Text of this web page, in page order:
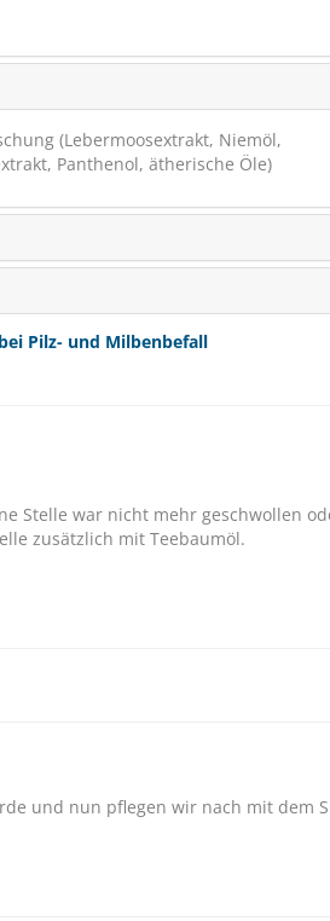
(Lebermoosextrakt, Niemöl,
Panthenol, ätherische Öle)
Pilz- und Milbenbefall
Stelle war nicht mehr geschwollen
zusätzlich mit Teebaumöl.
und nun pflegen wir nach mit dem